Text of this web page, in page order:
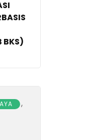
BKS)
,